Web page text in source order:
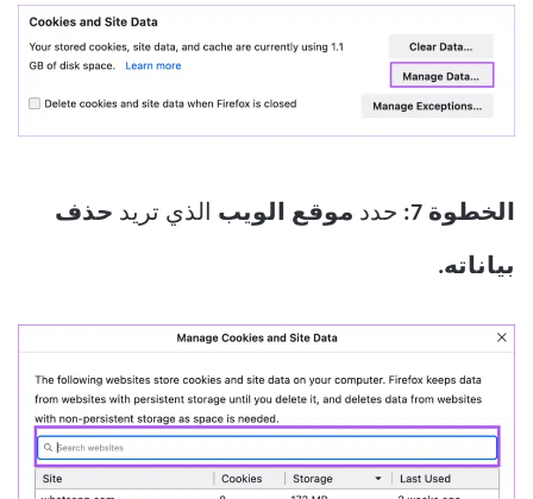
الخطوة 7: حدد موقع الويب الذي تريد حذف
بياناته.